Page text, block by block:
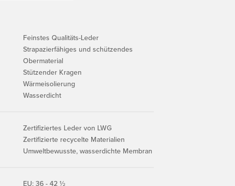
Feinstes Qualitäts-Leder
Strapazierfähiges und schützendes
Obermaterial
Stützender Kragen
Wärmeisolierung
Wasserdicht
Zertifiziertes Leder von LWG
Zertifizierte recycelte Materialien
Umweltbewusste, wasserdichte Membran
EU: 36 - 42 ½